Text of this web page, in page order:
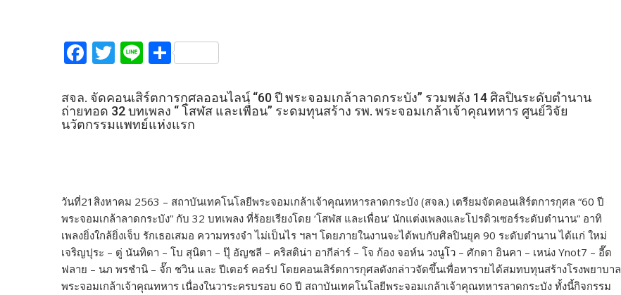
F
e
b
T
itt
er
Li
e
S
ar
e
สจล. จัดคอนเสิร์ตการกุศลออนไลน์ “60 ปี พระจอมเกล้าลาดกระบัง” รวมพลัง 14 ศิลปินระดับตำนาน
ถ่ายทอด 32 บทเพลง “ โสฬส และเพื่อน” ระดมทุนสร้าง รพ. พระจอมเกล้าเจ้าคุณทหาร ศูนย์วิจัย
นวัตกรรมแพทย์แห่งแรก
วันที่21สิงหาคม 2563 – สถาบันเทคโนโลยีพระจอมเกล้าเจ้าคุณทหารลาดกระบัง (สจล.) เตรียมจัดคอนเสิร์ตการกุศล “60 ปี
พระจอมเกล้าลาดกระบัง” กับ 32 บทเพลง ที่ร้อยเรียงโดย ‘โสฬส และเพื่อน’ นักแต่งเพลงและโปรดิวเซอร์ระดับตำนาน” อาทิ
เพลงยิ่งใกล้ยิ่งเจ็บ รักเธอเสมอ ความทรงจำ ไม่เป็นไร ฯลฯ โดยภายในงานจะได้พบกับศิลปินยุค 90 ระดับตำนาน ได้แก่ ใหม่
เจริญปุระ – ตู่ นันทิดา – โบ สุนิตา – ปุ๊ อัญชลี – คริสติน่า อากีล่าร์ – โจ ก้อง จอห์น วงนูโว – ศักดา อินคา – เหน่ง Ynot7 – อี๊ด
ฟลาย – นภ พรชำนิ – จั๊ก ชวิน และ ปีเตอร์ คอร์ป โดยคอนเสิร์ตการกุศลดังกล่าวจัดขึ้นเพื่อหารายได้สมทบทุนสร้างโรงพยาบาล
พระจอมเกล้าเจ้าคุณทหาร เนื่องในวาระครบรอบ 60 ปี สถาบันเทคโนโลยีพระจอมเกล้าเจ้าคุณทหารลาดกระบัง ทั้งนี้กิจกรรม